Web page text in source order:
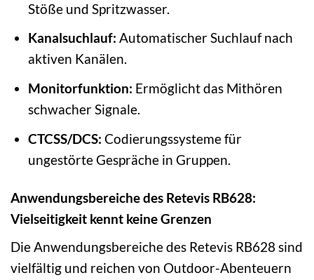
Stöße und Spritzwasser.
Kanalsuchlauf: Automatischer Suchlauf nach
aktiven Kanälen.
Monitorfunktion: Ermöglicht das Mithören
schwacher Signale.
CTCSS/DCS: Codierungssysteme für
ungestörte Gespräche in Gruppen.
Anwendungsbereiche des Retevis RB628:
Vielseitigkeit kennt keine Grenzen
Die Anwendungsbereiche des Retevis RB628 sind
vielfältig und reichen von Outdoor-Abenteuern